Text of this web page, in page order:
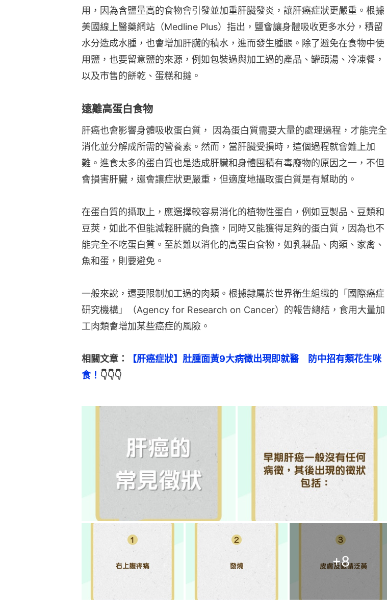
用，因為含鹽量高的食物會引發並加重肝臟發炎，讓肝癌症狀更嚴重。根據
美國線上醫藥網站（Medline Plus）指出，鹽會讓身體吸收更多水分，積留
水分造成水腫，也會增加肝臟的積水，進而發生腫脹。除了避免在食物中使
用鹽，也要留意鹽的來源，例如包裝過與加工過的產品、罐頭湯、冷凍餐，
以及市售的餅乾、蛋糕和撻。
遠離高蛋白食物
肝癌也會影響身體吸收蛋白質， 因為蛋白質需要大量的處理過程，才能完全
消化並分解成所需的營養素。然而，當肝臟受損時，這個過程就會難上加
難。進食太多的蛋白質也是造成肝臟和身體囤積有毒廢物的原因之一，不但
會損害肝臟，還會讓症狀更嚴重，但適度地攝取蛋白質是有幫助的。
在蛋白質的攝取上，應選擇較容易消化的植物性蛋白，例如豆製品、豆類和
豆莢，如此不但能減輕肝臟的負擔，同時又能獲得足夠的蛋白質，因為也不
能完全不吃蛋白質。至於難以消化的高蛋白食物，如乳製品、肉類、家禽、
魚和蛋，則要避免。
一般來說，還要限制加工過的肉類。根據隸屬於世界衛生組織的「國際癌症
研究機構」（Agency for Research on Cancer）的報告總結，食用大量加
工肉類會增加某些癌症的風險。
相關文章：
【肝癌症狀】肚腫面黃9大病徵出現即就醫　防中招有類花生咪
食！ 👇👇👇
+8